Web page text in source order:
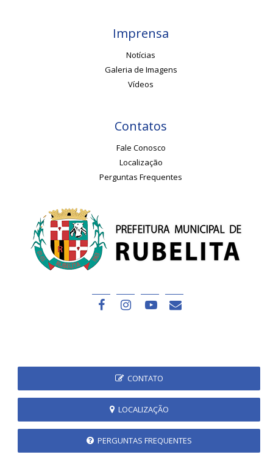
Imprensa
Notícias
Galeria de Imagens
Vídeos
Contatos
Fale Conosco
Localização
Perguntas Frequentes
CONTATO
LOCALIZAÇÃO
PERGUNTAS FREQUENTES